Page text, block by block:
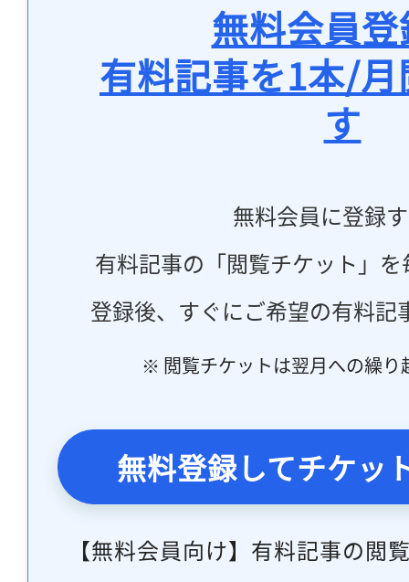
無料会員
有料記事を1本/
す
無料会員に登録
有料記事の「閲覧チケット」
登録後、すぐにご希望の有料記
※ 閲覧チケットは翌月への繰り
無料登録してチケッ
【無料会員向け】有料記事の閲